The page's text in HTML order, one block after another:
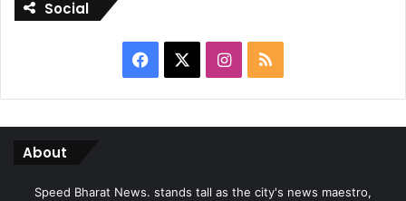
Social
Facebook Instagram
RSS
About
Speed Bharat News. stands tall as the city's news maestro,